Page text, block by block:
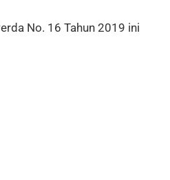
No. 16 Tahun 2019 ini